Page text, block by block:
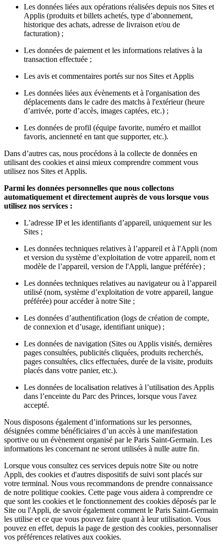
Les données liées aux opérations réalisées depuis nos Sites et
Applis (produits et billets achetés, type d’abonnement,
historique des achats, adresse de livraison et/ou de
facturation) ;
Les données de paiement et les informations relatives à la
transaction effectuée ;
Les avis et commentaires portés sur nos Sites et Applis
Les données liées aux évènements et à l'organisation des
déplacements dans le cadre des matchs à l'extérieur (heure
d’arrivée, porte d’accès, images captées, etc.) ;
Les données de profil (équipe favorite, numéro et maillot
favoris, ancienneté en tant que supporter, etc.).
Dans d’autres cas, nous procédons à la collecte de données en
utilisant des cookies et ainsi mieux comprendre comment vous
utilisez nos Sites et Applis.
Parmi les données personnelles que nous collectons
automatiquement et directement auprès de vous lorsque vous
utilisez nos services :
L’adresse IP et les identifiants d’appareil, uniquement sur les
Sites ;
Les données techniques relatives à l’appareil et à l'Appli (nom
et version du système d’exploitation de votre appareil, nom et
modèle de l’appareil, version de l'Appli, langue préférée) ;
Les données techniques relatives au navigateur ou à l’appareil
utilisé (nom, système d’exploitation de votre appareil, langue
préférée) pour accéder à notre Site ;
Les données d’authentification (logs de création de compte,
de connexion et d’usage, identifiant unique) ;
Les données de navigation (Sites ou Applis visités, dernières
pages consultées, publicités cliquées, produits recherchés,
pages consultées, clics effectuées, durée de la visite, produits
placés dans votre panier, etc.).
Les données de localisation relatives à l’utilisation des Applis
dans l’enceinte du Parc des Princes, lorsque vous l'avez
accepté.
Nous disposons également d’informations sur les personnes,
désignées comme bénéficiaires d’un accès à une manifestation
sportive ou un évènement organisé par le Paris Saint-Germain. Les
informations les concernant ne seront utilisées à nulle autre fin.
Lorsque vous consultez ces services depuis notre Site ou notre
Appli, des cookies et d'autres dispositifs de suivi sont placés sur
votre terminal. Nous vous recommandons de prendre connaissance
de notre politique cookies. Cette page vous aidera à comprendre ce
que sont les cookies et le fonctionnement des cookies déposés par le
Site ou l'Appli, de savoir également comment le Paris Saint-Germain
les utilise et ce que vous pouvez faire quant à leur utilisation. Vous
pouvez en effet, depuis la page de gestion des cookies, personnaliser
vos préférences relatives aux cookies.